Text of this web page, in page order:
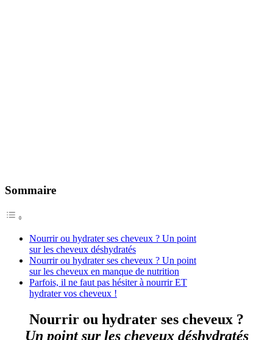
Sommaire
Nourrir ou hydrater ses cheveux ? Un point
sur les cheveux déshydratés
Nourrir ou hydrater ses cheveux ? Un point
sur les cheveux en manque de nutrition
Parfois, il ne faut pas hésiter à nourrir ET
hydrater vos cheveux !
Nourrir ou hydrater ses cheveux ?
Un point sur les cheveux déshydratés